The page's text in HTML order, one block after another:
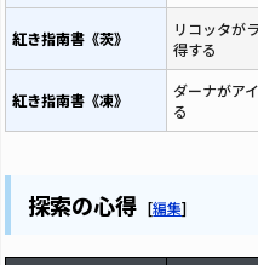
紅き指南書《茨》
リコッタが
得する
紅き指南書《凍》
ダーナがア
る
探索の心得 [編集]